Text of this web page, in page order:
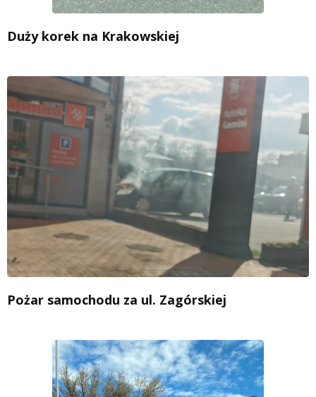
Duży korek na Krakowskiej
Pożar samochodu za ul. Zagórskiej